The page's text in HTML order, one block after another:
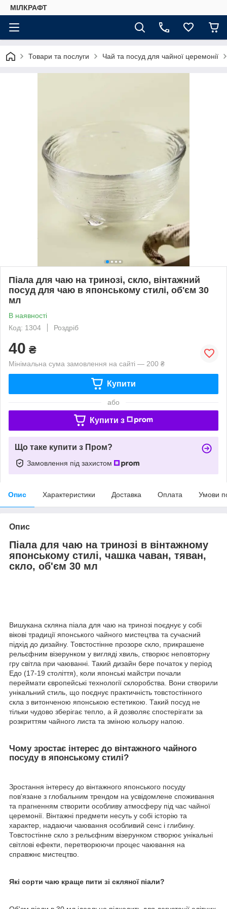
МІЛКРАФТ
Товари та послуги Чай та посуд для чайної церемонії
Піала для чаю на тринозі, скло, вінтажний
посуд для чаю в японському стилі, об'єм 30
мл
В наявності
Код: 1304
Роздріб
40 ₴
Мінімальна сума замовлення на сайті — 200 ₴
Купити
або
Купити з
Що таке купити з Пром?
Замовлення під захистом
Опис Характеристики Доставка Оплата Умови
Опис
Піала для чаю на тринозі в вінтажному
японському стилі, чашка чаван, тяван,
скло, об'єм 30 мл
Вишукана скляна піала для чаю на тринозі поєднує у собі
вікові традиції японського чайного мистецтва та сучасний
підхід до дизайну. Товстостінне прозоре скло, прикрашене
рельєфним візерунком у вигляді хвиль, створює неповторну
гру світла при чаюванні. Такий дизайн бере початок у період
Едо (17-19 століття), коли японські майстри почали
переймати європейські технології склоробства. Вони створили
унікальний стиль, що поєднує практичність товстостінного
скла з витонченою японською естетикою. Такий посуд не
тільки чудово зберігає тепло, а й дозволяє спостерігати за
розкриттям чайного листа та зміною кольору напою.
Чому зростає інтерес до вінтажного чайного
посуду в японському стилі?
Зростання інтересу до вінтажного японського посуду
пов'язане з глобальним трендом на усвідомлене споживання
та прагненням створити особливу атмосферу під час чайної
церемонії. Вінтажні предмети несуть у собі історію та
характер, надаючи чаювання особливий сенс і глибину.
Товстостінне скло з рельєфним візерунком створює унікальні
світлові ефекти, перетворюючи процес чаювання на
справжнє мистецтво.
Які сорти чаю краще пити зі скляної піали?